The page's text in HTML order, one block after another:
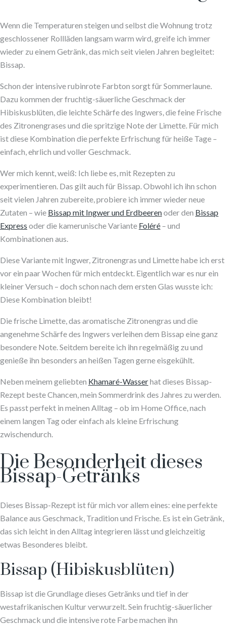
Wenn die Temperaturen steigen und selbst die Wohnung trotz
geschlossener Rollläden langsam warm wird, greife ich immer
wieder zu einem Getränk, das mich seit vielen Jahren begleitet:
Bissap.
Schon der intensive rubinrote Farbton sorgt für Sommerlaune.
Dazu kommen der fruchtig-säuerliche Geschmack der
Hibiskusblüten, die leichte Schärfe des Ingwers, die feine Frische
des Zitronengrases und die spritzige Note der Limette. Für mich
ist diese Kombination die perfekte Erfrischung für heiße Tage –
einfach, ehrlich und voller Geschmack.
Wer mich kennt, weiß: Ich liebe es, mit Rezepten zu
experimentieren. Das gilt auch für Bissap. Obwohl ich ihn schon
seit vielen Jahren zubereite, probiere ich immer wieder neue
Zutaten – wie Bissap mit Ingwer und Erdbeerenoder den Bissap
Express oder die kamerunische Variante Foléré – und
Kombinationen aus.
Diese Variante mit Ingwer, Zitronengras und Limette habe ich erst
vor ein paar Wochen für mich entdeckt. Eigentlich war es nur ein
kleiner Versuch – doch schon nach dem ersten Glas wusste ich:
Diese Kombination bleibt!
Die frische Limette, das aromatische Zitronengras und die
angenehme Schärfe des Ingwers verleihen dem Bissap eine ganz
besondere Note. Seitdem bereite ich ihn regelmäßig zu und
genieße ihn besonders an heißen Tagen gerne eisgekühlt.
Neben meinem geliebten Khamaré-Wasserhat dieses Bissap-
Rezept beste Chancen, mein Sommerdrink des Jahres zu werden.
Es passt perfekt in meinen Alltag – ob im Home Office, nach
einem langen Tag oder einfach als kleine Erfrischung
zwischendurch.
Die Besonderheit dieses
Bissap-Getränks
Dieses Bissap-Rezept ist für mich vor allem eines: eine perfekte
Balance aus Geschmack, Tradition und Frische. Es ist ein Getränk,
das sich leicht in den Alltag integrieren lässt und gleichzeitig
etwas Besonderes bleibt.
Bissap (Hibiskusblüten)
Bissap ist die Grundlage dieses Getränks und tief in der
westafrikanischen Kultur verwurzelt. Sein fruchtig-säuerlicher
Geschmack und die intensive rote Farbe machen ihn